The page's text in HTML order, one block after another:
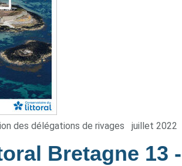
des délégations de rivages juillet 2022
Bretagne 13